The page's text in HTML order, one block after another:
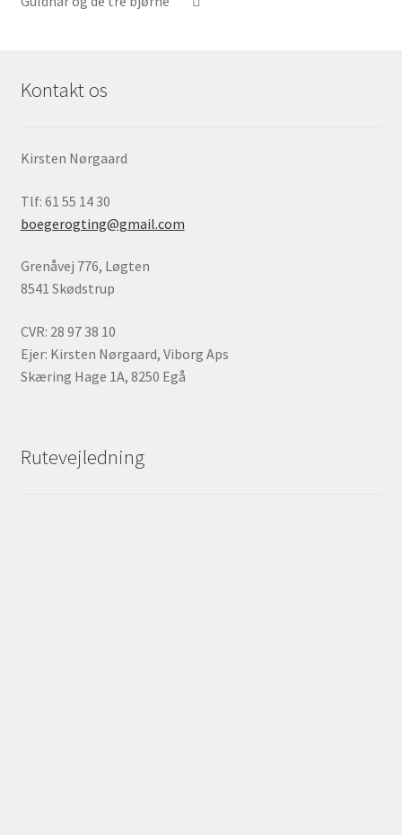
Kontakt os
Kirsten Nørgaard
Tlf: 61 55 14 30
boegerogting@gmail.com
Grenåvej 776, Løgten
8541 Skødstrup
CVR: 28 97 38 10
Ejer: Kirsten Nørgaard, Viborg Aps
Skæring Hage 1A, 8250 Egå
Rutevejledning